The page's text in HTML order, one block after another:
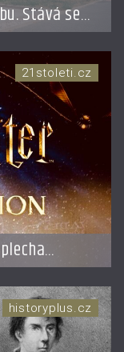
Stává se
21stoleti.cz
historyplus.cz